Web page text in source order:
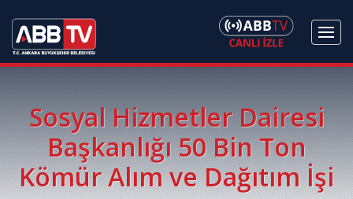
Sosyal Hizmetler Dairesi
Başkanlığı 50 Bin Ton
Kömür Alım ve Dağıtım İşi